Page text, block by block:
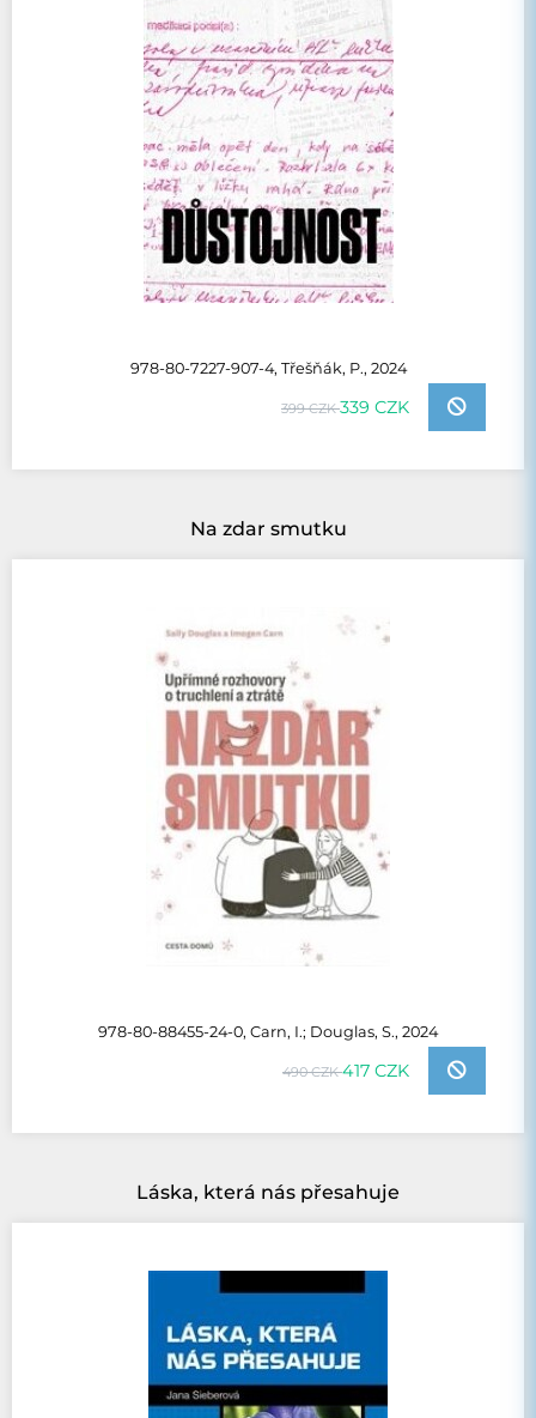
978-80-7227-907-4, Třešňák, P., 2024
399 CZK339 CZK
Na zdar smutku
978-80-88455-24-0, Carn, I.; Douglas, S., 2024
490 CZK417 CZK
Láska, která nás přesahuje